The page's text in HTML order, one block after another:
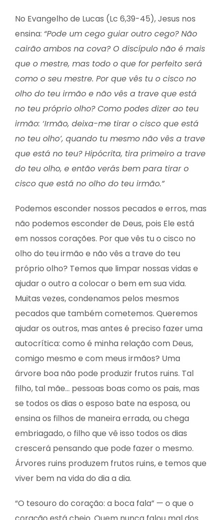
No Evangelho de Lucas (Lc 6,39-45), Jesus nos
ensina: “Pode um cego guiar outro cego? Não
cairão ambos na cova? O discípulo não é mais
que o mestre, mas todo o que for perfeito será
como o seu mestre. Por que vês tu o cisco no
olho do teu irmão e não vês a trave que está
no teu próprio olho? Como podes dizer ao teu
irmão: ‘Irmão, deixa-me tirar o cisco que está
no teu olho’, quando tu mesmo não vês a trave
que está no teu? Hipócrita, tira primeiro a trave
do teu olho, e então verás bem para tirar o
cisco que está no olho do teu irmão.”
Podemos esconder nossos pecados e erros, mas
não podemos esconder de Deus, pois Ele está
em nossos corações. Por que vês tu o cisco no
olho do teu irmão e não vês a trave do teu
próprio olho? Temos que limpar nossas vidas e
ajudar o outro a colocar o bem em sua vida.
Muitas vezes, condenamos pelos mesmos
pecados que também cometemos. Queremos
ajudar os outros, mas antes é preciso fazer uma
autocrítica: como é minha relação com Deus,
comigo mesmo e com meus irmãos? Uma
árvore boa não pode produzir frutos ruins. Tal
filho, tal mãe… pessoas boas como os pais, mas
se todos os dias o esposo bate na esposa, ou
ensina os filhos de maneira errada, ou chega
embriagado, o filho que vê isso todos os dias
crescerá pensando que pode fazer o mesmo.
Árvores ruins produzem frutos ruins, e temos que
viver bem na vida do dia a dia.
“O tesouro do coração: a boca fala” — o que o